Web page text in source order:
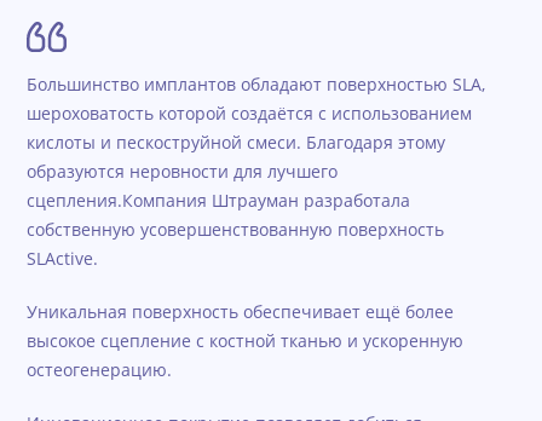
Большинство имплантов обладают поверхностью SLA,
шероховатость которой создаётся с использованием
кислоты и пескоструйной смеси. Благодаря этому
образуются неровности для лучшего
сцепления.Компания Штрауман разработала
собственную усовершенствованную поверхность
SLActive.
Уникальная поверхность обеспечивает ещё более
высокое сцепление с костной тканью и ускоренную
остеогенерацию.